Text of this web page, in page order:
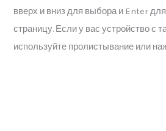
вверх и вниз для выбора и Enter
страницу. Если у вас устройство с
используйте пролистывание или